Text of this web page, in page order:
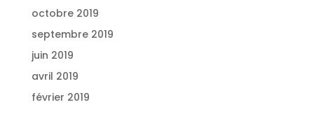
octobre 2019
septembre 2019
juin 2019
avril 2019
février 2019